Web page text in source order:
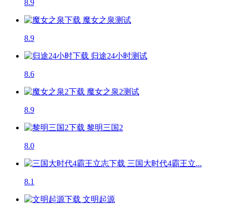
8.9
魔女之泉测试
8.9
归途24小时测试
8.6
魔女之泉2测试
8.9
黎明三国2
8.0
三国大时代4霸王立...
8.1
文明起源